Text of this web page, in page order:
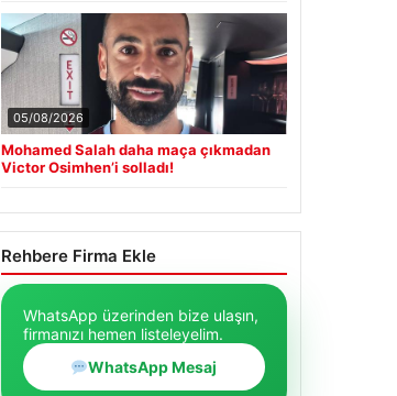
05/08/2026
Mohamed Salah daha maça çıkmadan
Victor Osimhen’i solladı!
Rehbere Firma Ekle
WhatsApp üzerinden bize ulaşın,
firmanızı hemen listeleyelim.
WhatsApp Mesaj